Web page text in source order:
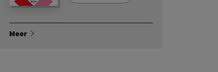
Meer